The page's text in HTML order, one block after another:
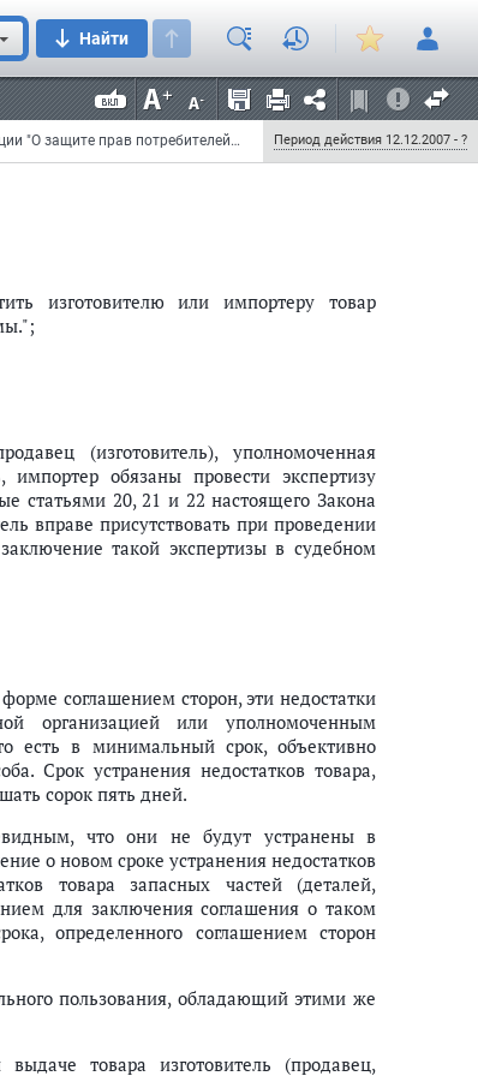
Найти
Федеральный закон от 25 октября 2007 г. N 234-ФЗ "О внесении изменений в Закон Российской Федерации "О защите прав потребителей" и часть вторую Гражданского кодекса Российской Федерации" Период действия 12.12.2007 - ?
товара;
в совокупности более чем тридцать
Федерации.";
изготовителю или импортеру товар
(изготовитель), уполномоченная
обязаны провести экспертизу
статьями 20, 21 и 22 настоящего Закона
вправе присутствовать при проведении
такой экспертизы в судебном
соглашением сторон, эти недостатки
организацией или уполномоченным
есть в минимальный срок, объективно
Срок устранения недостатков товара,
сорок пять дней.
что они не будут устранены в
о новом сроке устранения недостатков
товара запасных частей (деталей,
для заключения соглашения о таком
определенного соглашением сторон
пользования, обладающий этими же
товара изготовитель (продавец,